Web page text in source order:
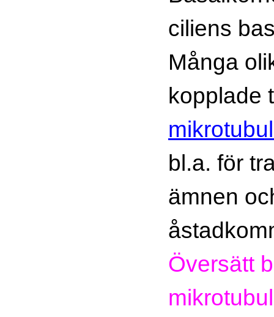
ciliens
Många
kopplade
bl.a. för
ämnen
Översätt